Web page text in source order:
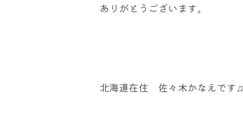
ありがとうございます。
北海道在住 佐々木かなえです♫